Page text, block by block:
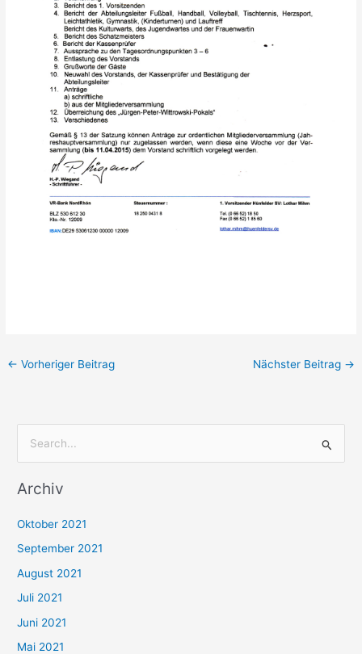
← Vorheriger Beitrag Nächster Beitrag →
c
n
n
a
c
h
Archiv
Oktober 2021
September 2021
August 2021
Juli 2021
Juni 2021
Mai 2021